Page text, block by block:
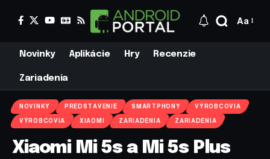
Aa
Novinky Aplikácie Hry Recenzie
Zariadenia
NOVINKY PREDSTAVENIE SMARTPHONY VÝROBCOVIA
VÝROBCOVIA XIAOMI ZARIADENIA ZARIADENIA
Xiaomi Mi 5s a Mi 5s Plus